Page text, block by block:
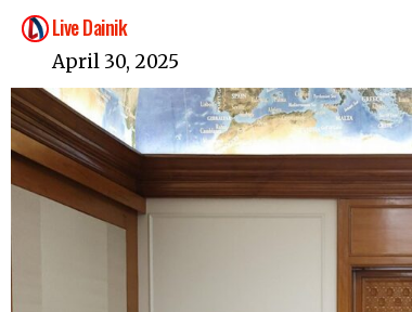
Live Dainik
April 30, 2025